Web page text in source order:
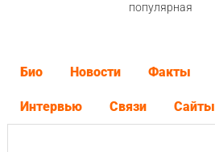
популярная
Био Новости Факты
Интервью Связи Сайты